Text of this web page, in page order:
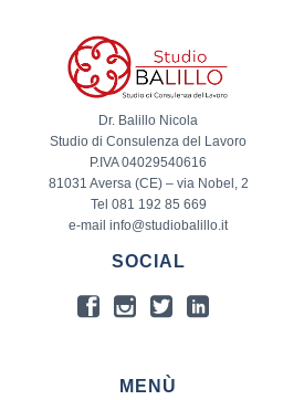
Dr. Balillo Nicola
Studio di Consulenza del Lavoro
P.IVA 04029540616
81031 Aversa (CE) – via Nobel, 2
Tel 081 192 85 669
e-mail info@studiobalillo.it
SOCIAL
MENÙ